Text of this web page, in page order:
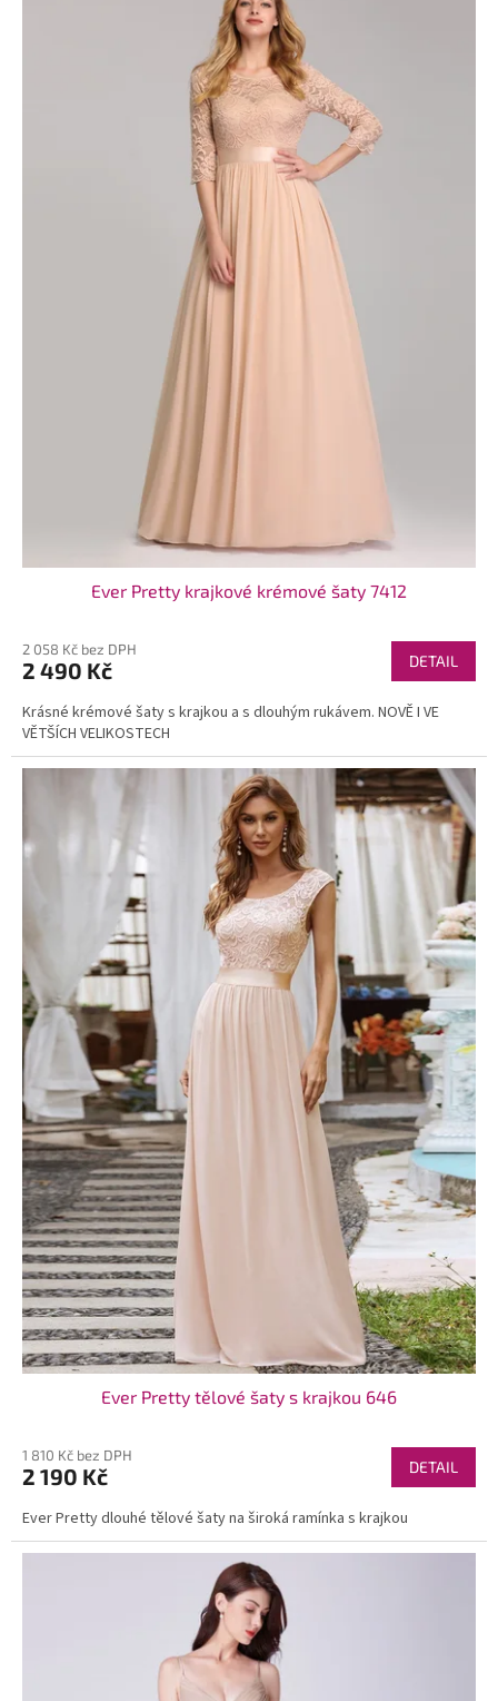
Ever Pretty krajkové krémové šaty 7412
2 058 Kč bez DPH
2 490 Kč DETAIL
Krásné krémové šaty s krajkou a s dlouhým rukávem. NOVĚ I VE
VĚTŠÍCH VELIKOSTECH
Ever Pretty tělové šaty s krajkou 646
1 810 Kč bez DPH
2 190 Kč DETAIL
Ever Pretty dlouhé tělové šaty na široká ramínka s krajkou